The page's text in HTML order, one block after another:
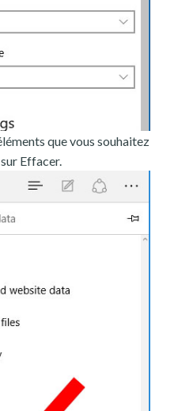
que vous souhaitez
Effacer.